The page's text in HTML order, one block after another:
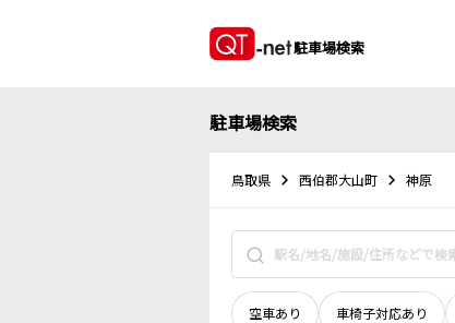
駐車場検索
駐車場検索
鳥取県 西伯郡大山町 神原
空車あり 車椅子対応あり